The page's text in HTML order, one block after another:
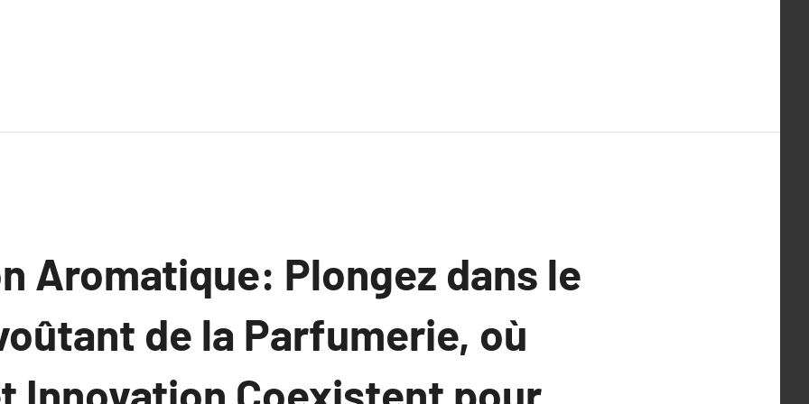
Aromatique: Plongez dans le
de la Parfumerie, où